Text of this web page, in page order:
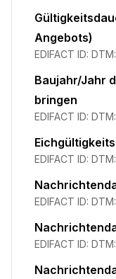
Angebots)
EDIFACT ID:
Baujahr/Jahr
bringen
EDIFACT ID:
EDIFACT ID:
EDIFACT ID:
EDIFACT ID: